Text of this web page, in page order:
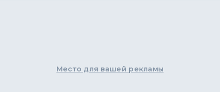
Место для вашей рекламы